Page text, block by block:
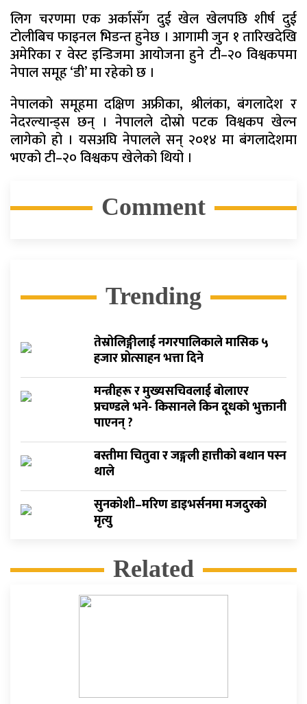
लिग चरणमा एक अर्कासँग दुई खेल खेलपछि शीर्ष दुई
टोलीबिच फाइनल भिडन्त हुनेछ । आगामी जुन १ तारिखदेखि
अमेरिका र वेस्ट इन्डिजमा आयोजना हुने टी–२० विश्वकपमा
नेपाल समूह ‘डी’ मा रहेको छ ।
नेपालको समूहमा दक्षिण अफ्रीका, श्रीलंका, बंगलादेश र
नेदरल्यान्ड्स छन् । नेपालले दोस्रो पटक विश्वकप खेल्न
लागेको हो । यसअघि नेपालले सन् २०१४ मा बंगलादेशमा
भएको टी–२० विश्वकप खेलेको थियो ।
Comment
Trending
तेस्रोलिङ्गीलाई नगरपालिकाले मासिक ५
हजार प्रोत्साहन भत्ता दिने
मन्त्रीहरू र मुख्यसचिवलाई बाेलाएर
प्रचण्डले भने- किसानले किन दूधकाे भुक्तानी
पाएनन् ?
बस्तीमा चितुवा र जङ्गली हात्तीको बथान पस्न
थाले
सुनकोशी–मरिण डाइभर्सनमा मजदुरको
मृत्यु
Related